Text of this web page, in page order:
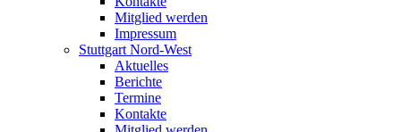
Mitglied werden
Impressum
Stuttgart Nord-West
Aktuelles
Berichte
Termine
Kontakte